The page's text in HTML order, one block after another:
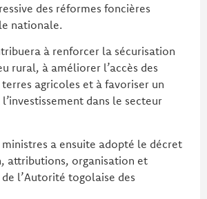
des réformes foncières
nationale.
à renforcer la sécurisation
rural, à améliorer l’accès des
agricoles et à favoriser un
dans le secteur
ministres a ensuite adopté le décret
attributions, organisation et
l’Autorité togolaise des